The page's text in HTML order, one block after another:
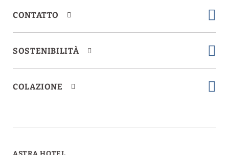
CONTATTO
SOSTENIBILITÀ
COLAZIONE